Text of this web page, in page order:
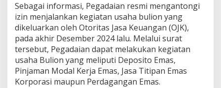
Sebagai informasi, Pegadaian resmi mengantongi
izin menjalankan kegiatan usaha bulion yang
dikeluarkan oleh Otoritas Jasa Keuangan (OJK),
pada akhir Desember 2024 lalu. Melalui surat
tersebut, Pegadaian dapat melakukan kegiatan
usaha Bulion yang meliputi Deposito Emas,
Pinjaman Modal Kerja Emas, Jasa Titipan Emas
Korporasi maupun Perdagangan Emas.